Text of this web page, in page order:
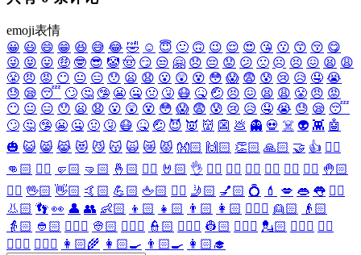
emoji表情
😀 😃 😄 😁 😆 😅 😂 🤣 ☺️ 😇 🙂 🙃 😉 😌 😍 😘 😗 😙 😚 😋
😜 😝 😛 🤑 🤓 😎 🤡 🤠 😏 😒 🤗 😞 😔 😟 😕 🙁 ☹️ 😣 😖 😫 😩
😤 😠 😡 😶 😐 😑 😯 😦 😧 😮 😲 😵 😳 😱 😨 😰 😢 😥 🤤 😭
😓 😪 😴 🙄 🤔 🤥 😬 🤐 🤢 🤧 😷 🤒 🤕 😣 😖 😫 😩 😤 😠 😡
😶 😐 😑 😯 😦 😧 😮 😲 😵 😳 😱 😨 😰 😢 😥 🤤 😭 😓 😪 😴
🙄 🤔 🤥 😬 🤐 🤢 🤧 😷 🤒 🤕 😈 👿 👹 👺 💩 👻 💀 ☠️ 👽 👾 🤖
🎃 😺 😸 😹 😻 😼 😽 🙀 😿 😾 👐🏻 🙌🏻 👏🏻 🙏🏻 🤝 👍 👎🏻
👊🏻 ✊🏻 🤛🏻 🤜🏻 🤞🏻 ✌🏻 🤘🏻 👌 👈🏻 👉🏻 👆🏻 👇🏻 ☝🏻 ✋🏻 🤚🏻
🖐🏻 🖖🏻 👋🏻 🤙🏻 💪🏻 🖕🏻 ✍🏻 🤳🏻 💅🏻 💍 💄 💋 👄 👅 👂🏻
👃🏻 👣 👀 👤 👥 👶🏻 👦🏻 👧🏻 👨🏻 👩🏻 👱🏻‍♀️ 👱🏻
👴🏻
👵🏻 👲🏻 👳🏻‍♀️ 👳🏻 👮🏻‍♀️ 👮🏻 👷🏻‍♀️ 👷🏻 💂🏻‍♀️ 💂🏻 🕵🏻‍♀️ 🕵🏻
👩🏻‍⚕️ 👨🏻‍⚕️ 👩🏻‍🌾 👩🏻‍🍳 👨🏻‍🍳 👩🏻‍🎓